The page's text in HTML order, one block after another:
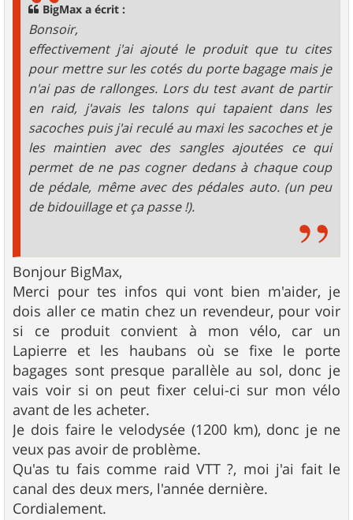
BigMax a écrit :
Bonsoir,
effectivement j'ai ajouté le produit que tu cites
pour mettre sur les cotés du porte bagage mais je
n'ai pas de rallonges. Lors du test avant de partir
en raid, j'avais les talons qui tapaient dans les
sacoches puis j'ai reculé au maxi les sacoches et je
les maintien avec des sangles ajoutées ce qui
permet de ne pas cogner dedans à chaque coup
de pédale, même avec des pédales auto. (un peu
de bidouillage et ça passe !).
Bonjour BigMax,
Merci pour tes infos qui vont bien m'aider, je
dois aller ce matin chez un revendeur, pour voir
si ce produit convient à mon vélo, car un
Lapierre et les haubans où se fixe le porte
bagages sont presque parallèle au sol, donc je
vais voir si on peut fixer celui-ci sur mon vélo
avant de les acheter.
Je dois faire le velodysée (1200 km), donc je ne
veux pas avoir de problème.
Qu'as tu fais comme raid VTT ?, moi j'ai fait le
canal des deux mers, l'année dernière.
Cordialement.